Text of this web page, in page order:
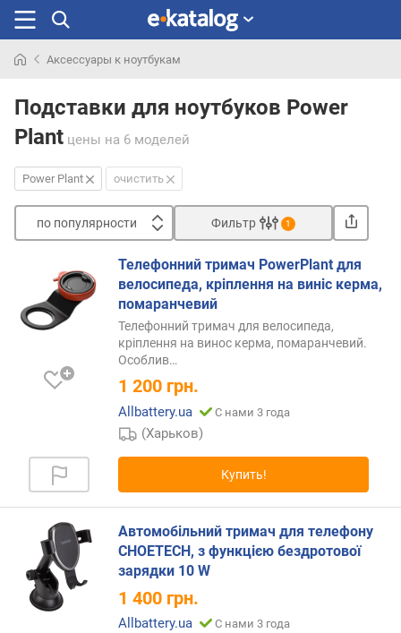
раньше
Аксессуары к ноутбукам
Подставки для ноутбуков Power
Plant цены на 6 моделей
Power Plant очистить
по популярности
о
п
о
у
л
о
т
д
е
Фильтр 1
Телефонний тримач PowerPlant для
велосипеда, кріплення на виніс керма,
помаранчевий
Телефонний тримач для велосипеда,
кріплення на винос керма, помаранчевий.
Особлив…
1 200 грн.
Allbattery.ua С нами 3 года
(Харьков)
Купить!
Автомобільний тримач для телефону
CHOETECH, з функцією бездротової
зарядки 10 W
1 400 грн.
Allbattery.ua С нами 3 года